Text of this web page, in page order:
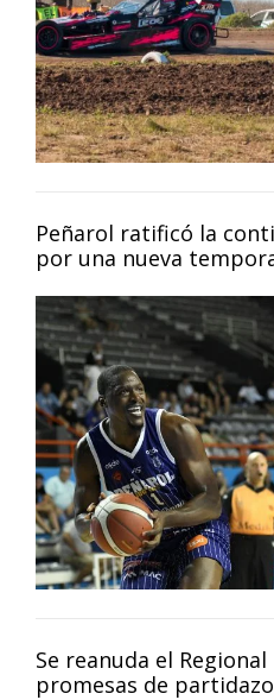
Peñarol ratificó la
por una nueva
Se reanuda el
promesas de